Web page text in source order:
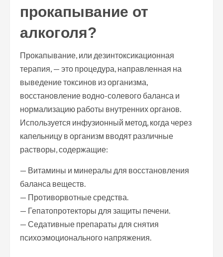
прокапывание от
алкоголя?
Прокапывание, или дезинтоксикационная
терапия, — это процедура, направленная на
выведение токсинов из организма,
восстановление водно-солевого баланса и
нормализацию работы внутренних органов.
Используется инфузионный метод, когда через
капельницу в организм вводят различные
растворы, содержащие:
— Витамины и минералы для восстановления
баланса веществ.
— Противорвотные средства.
— Гепатопротекторы для защиты печени.
— Седативные препараты для снятия
психоэмоционального напряжения.